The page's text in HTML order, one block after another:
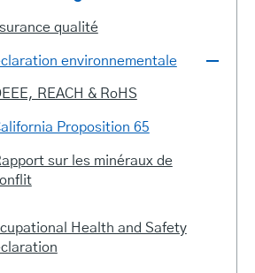
qualité
environnementale
REACH & RoHS
Proposition 65
sur les minéraux de
Health and Safety